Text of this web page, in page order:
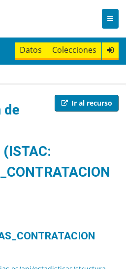
Datos Colecciones
Ir al recurso
de